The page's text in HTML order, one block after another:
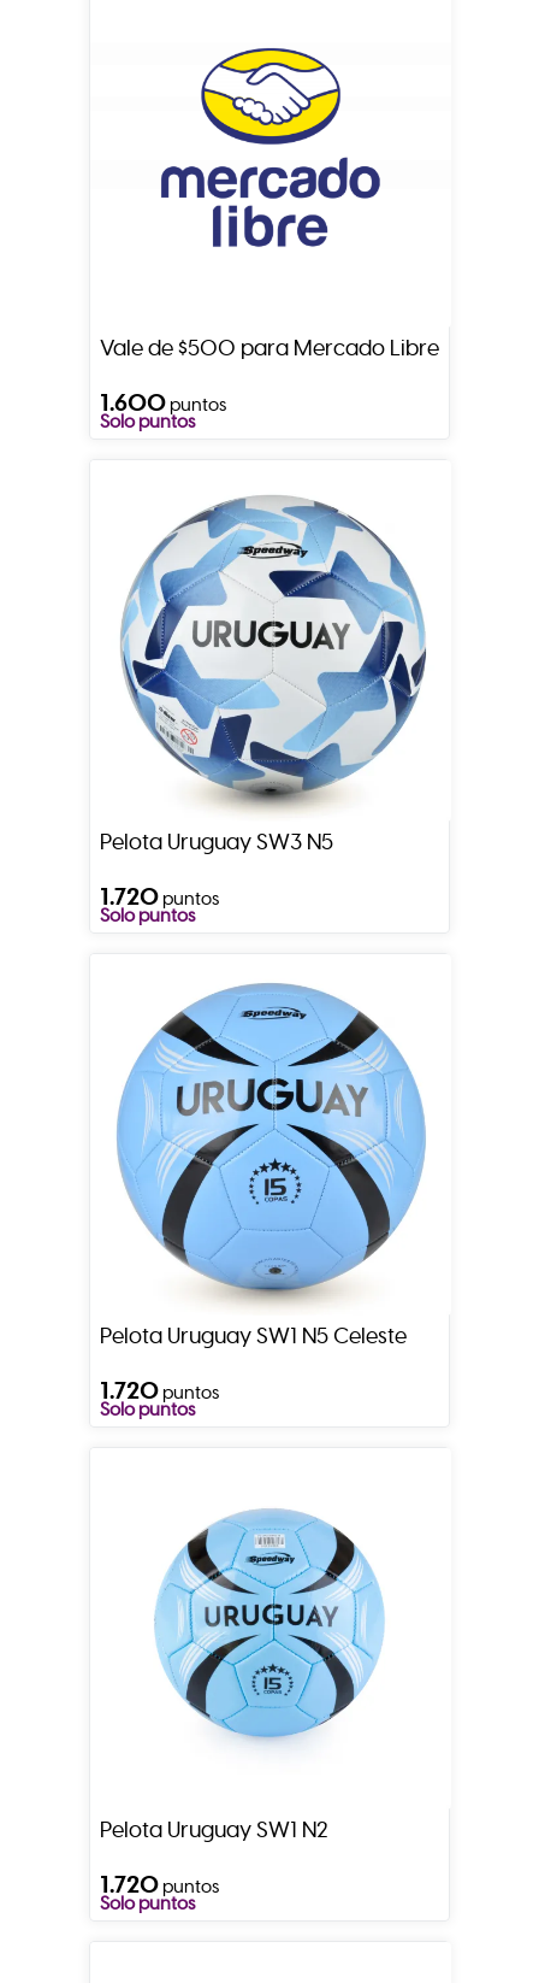
Vale de $500 para Mercado Libre
1.600puntos
Solo puntos
Pelota Uruguay SW3 N5
1.720puntos
Solo puntos
Pelota Uruguay SW1 N5 Celeste
1.720puntos
Solo puntos
Pelota Uruguay SW1 N2
1.720puntos
Solo puntos